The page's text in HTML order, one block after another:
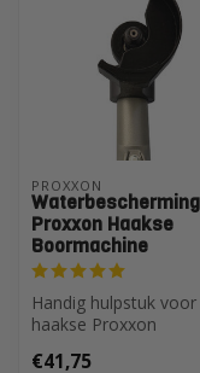
PROXXON
Waterbescherming
Proxxon Haakse
Boormachine
Handig hulpstuk voor
haakse Proxxon
tegen waterspetter...
€41,75